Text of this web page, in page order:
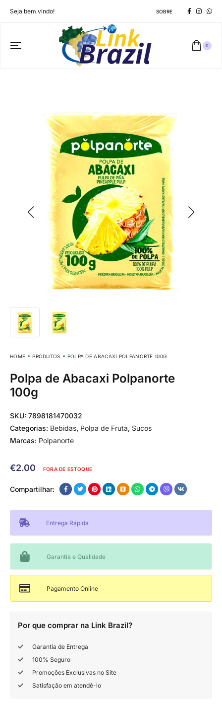
Seja bem vindo! SOBRE
0
HOME PRODUTOS POLPA DE ABACAXI POLPANORTE 100G
Polpa de Abacaxi Polpanorte
100g
SKU: 7898181470032
Categorias: Bebidas, Polpa de Fruta, Sucos
Marcas: Polpanorte
€2.00 FORA DE ESTOQUE
Compartilhar:
Entrega Rápida
Garantia e Qualidade
Pagamento Online
Por que comprar na Link Brazil?
Garantia de Entrega
100% Seguro
Promoções Exclusivas no Site
Satisfação em atendê-lo